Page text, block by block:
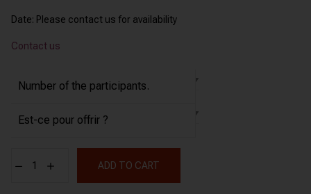
Date: Please contact us for availability
Contact us
Number of the participants.
Est-ce pour offrir ?
ADD TO CART